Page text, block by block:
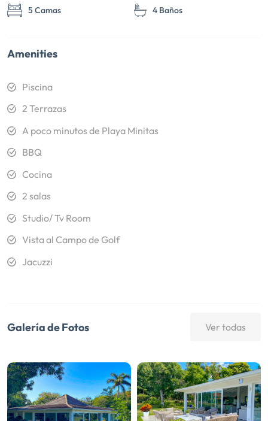
5 Camas 4 Baños
Amenities
Piscina
2 Terrazas
A poco minutos de Playa Minitas
BBQ
Cocina
2 salas
Studio/ Tv Room
Vista al Campo de Golf
Jacuzzi
Galería de Fotos Ver todas